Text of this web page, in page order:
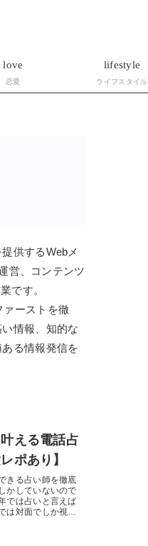
love
恋愛
lifestyle
ライフスタイル
供するWebメ
営、コンテンツ
です。
ーストを徹
情報、知的な
る情報発信を
える電話占
ポあり】
きる占い師を徹底
かしていないので
では占いと言えば
は対面でしか視て